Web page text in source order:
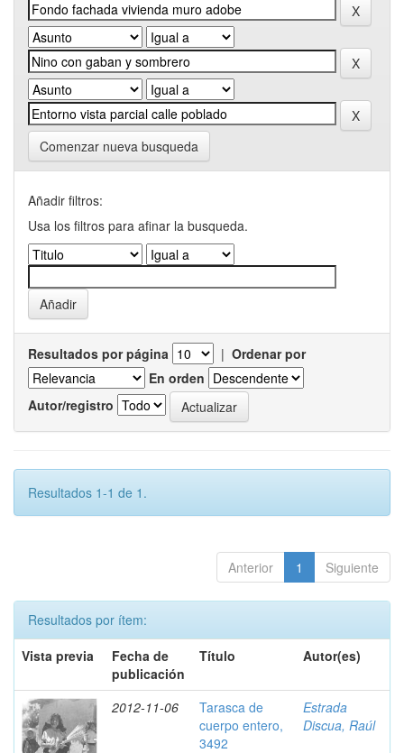
Comenzar nueva busqueda
Añadir filtros:
Usa los filtros para afinar la busqueda.
Resultados por página | Ordenar por
En orden
Autor/registro
Resultados 1-1 de 1.
Anterior 1 Siguiente
Resultados por ítem:
Vista previa
Fecha de
publicación
Título Autor(es)
2012-11-06
Tarasca de
cuerpo entero,
3492
Estrada
Discua, Raúl